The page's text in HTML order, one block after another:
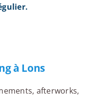
à Lons
afterworks,